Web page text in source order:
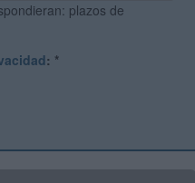
plazos de
: *